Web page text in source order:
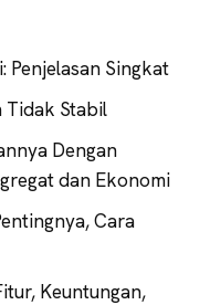
Penjelasan Singkat
Tidak Stabil
Dengan
dan Ekonomi
Cara
Keuntungan,